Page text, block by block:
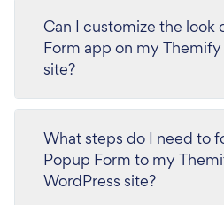
Can I customize the look
Form app on my
site?
What steps do I need to
Popup Form to my
WordPress site?